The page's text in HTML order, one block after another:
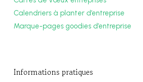
Calendriers à planter d’entreprise
Marque-pages goodies d’entreprise
Informations pratiques